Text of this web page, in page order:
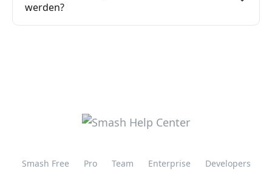
werden?
Smash Free Pro Team Enterprise Developers